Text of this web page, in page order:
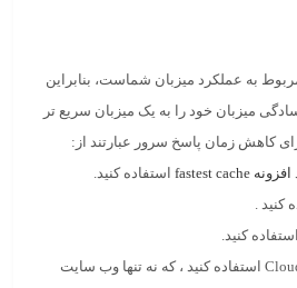
به عملکرد میزبان شماست، بنابراین
میزبان خود را به یک میزبان سریع تر
کاهش زمان پاسخ سرور عبارتند از:
افزونه fastest cache
استفاده کنید.
کنید.
مانند Cloudflare استفاده کنید ، که نه تنها وب سایت